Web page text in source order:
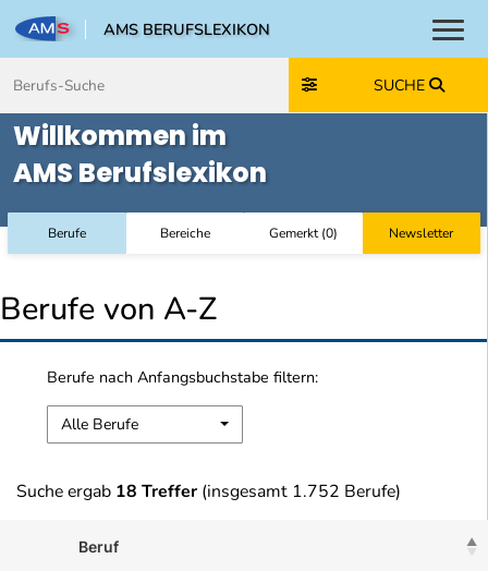
AMS BERUFSLEXIKON
SUCHE
Willkommen im
AMS Berufslexikon
Berufe Bereiche Gemerkt(0) Newsletter
Berufe von A-Z
Berufe nach Anfangsbuchstabe filtern:
Alle Berufe
Suche ergab 18 Treffer (insgesamt 1.752 Berufe)
Beruf